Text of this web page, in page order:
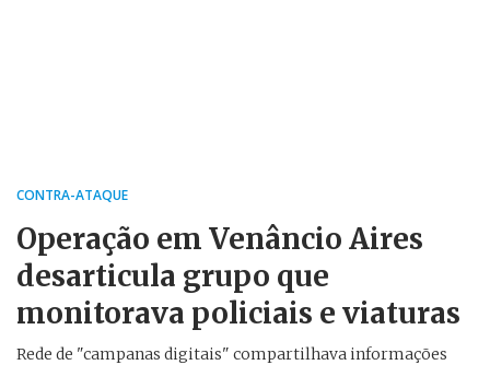
CONTRA-ATAQUE
Operação em Venâncio Aires
desarticula grupo que
monitorava policiais e viaturas
Rede de "campanas digitais" compartilhava informações